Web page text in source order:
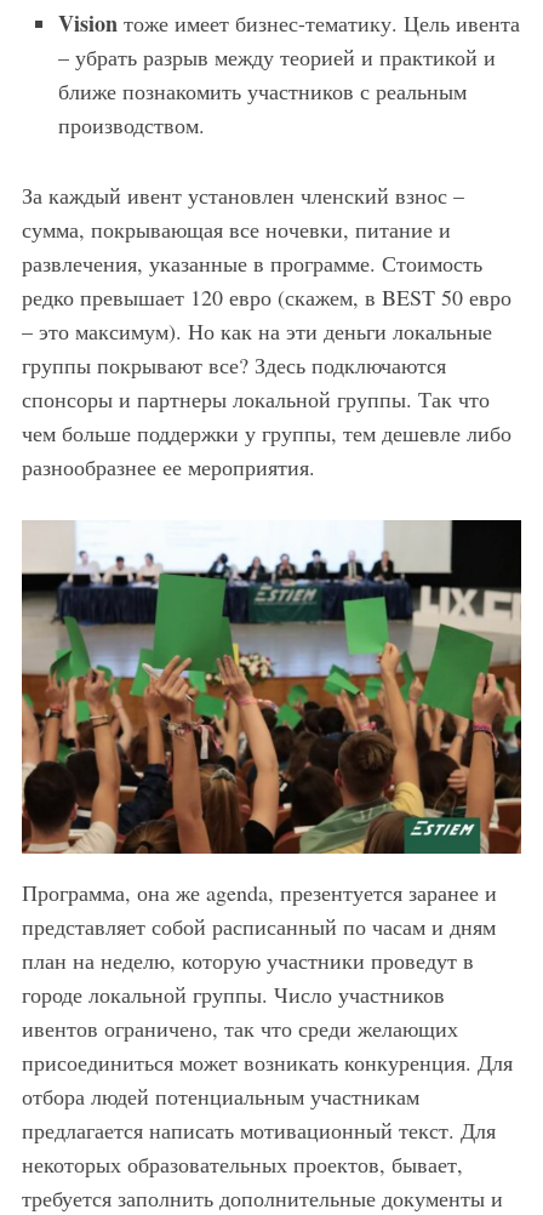
Visionтоже имеет бизнес-тематику. Цель ивента
– убрать разрыв между теорией и практикой и
ближе познакомить участников с реальным
производством.
За каждый ивент установлен членский взнос –
сумма, покрывающая все ночевки, питание и
развлечения, указанные в программе. Стоимость
редко превышает 120 евро (скажем, в BEST 50 евро
– это максимум). Но как на эти деньги локальные
группы покрывают все? Здесь подключаются
спонсоры и партнеры локальной группы. Так что
чем больше поддержки у группы, тем дешевле либо
разнообразнее ее мероприятия.
Программа, она же agenda, презентуется заранее и
представляет собой расписанный по часам и дням
план на неделю, которую участники проведут в
городе локальной группы. Число участников
ивентов ограничено, так что среди желающих
присоединиться может возникать конкуренция. Для
отбора людей потенциальным участникам
предлагается написать мотивационный текст. Для
некоторых образовательных проектов, бывает,
требуется заполнить дополнительные документы и